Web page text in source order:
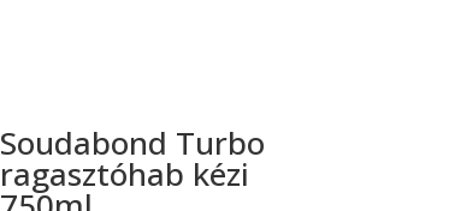
Soudabond Turbo
ragasztóhab kézi